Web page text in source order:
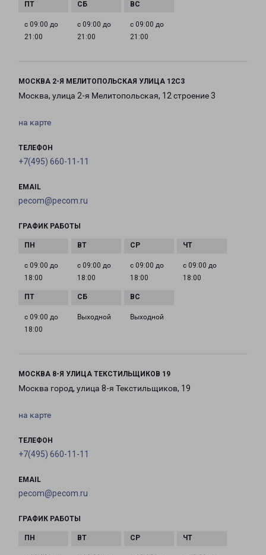
с 09:00 до
21:00
с 09:00 до
21:00
с 09:00 до
21:00
МОСКВА 2-Я МЕЛИТОПОЛЬСКАЯ УЛИЦА 12С3
Москва, улица 2-я Мелитопольская, 12 строение 3
на карте
ТЕЛЕФОН
+7(495) 660-11-11
EMAIL
pecom@pecom.ru
ГРАФИК РАБОТЫ
с 09:00 до
18:00
с 09:00 до
18:00
с 09:00 до
18:00
с 09:00 до
18:00
с 09:00 до
18:00
Выходной Выходной
МОСКВА 8-Я УЛИЦА ТЕКСТИЛЬЩИКОВ 19
Москва город, улица 8-я Текстильщиков, 19
на карте
ТЕЛЕФОН
+7(495) 660-11-11
EMAIL
pecom@pecom.ru
ГРАФИК РАБОТЫ